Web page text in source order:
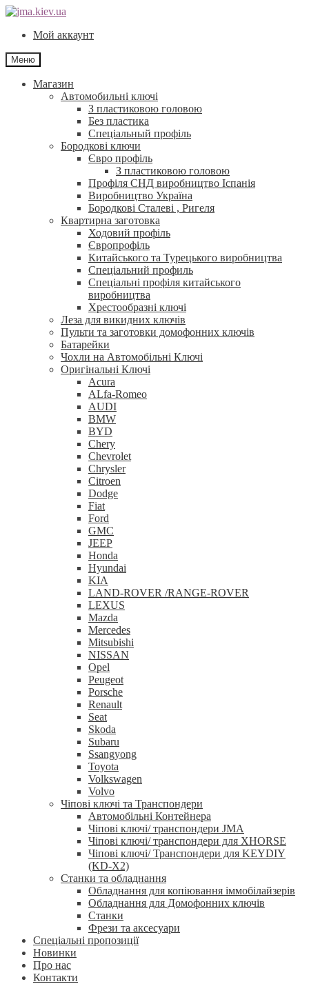
Перейти
навігації
Перейти
контентуМой аккаунт
Меню
Магазин
Автомобильні ключі
З пластиковою головою
Без пластика
Спеціальный профіль
Бородкові ключи
Євро профіль
З пластиковою головою
Профіля СНД виробництво Іспанія
Виробництво Україна
Бородкові Сталеві , Ригеля
Квартирна заготовка
Ходовий профіль
Європрофіль
Китайського та Турецького виробництва
Спеціальний профиль
Спеціальні профіля китайського
виробництва
Хрестообразні ключі
Леза для викидних ключів
Пульти та заготовки домофонних ключів
Батарейки
Чохли на Автомобільні Ключі
Оригінальні Ключі
Acura
ALfa-Romeo
AUDI
BMW
BYD
Chery
Chevrolet
Chrysler
Citroen
Dodge
Fiat
Ford
GMC
JEEP
Honda
Hyundai
KIA
LAND-ROVER /RANGE-ROVER
LEXUS
Mazda
Mercedes
Mitsubishi
NISSAN
Opel
Peugeot
Porsche
Renault
Seat
Skoda
Subaru
Ssangyong
Toyota
Volkswagen
Volvo
Чіпові ключі та Транспондери
Автомобільні Контейнера
Чіпові ключі/ транспондери JMA
Чіпові ключі/ транспондери для XHORSE
Чіпові ключі/ Транспондери для KEYDIY
(KD-X2)
Станки та обладнання
Обладнання для копіювання іммобілайзерів
Обладнання для Домофонних ключів
Станки
Фрези та аксесуари
Спеціальні пропозиції
Новинки
Про нас
Контакти